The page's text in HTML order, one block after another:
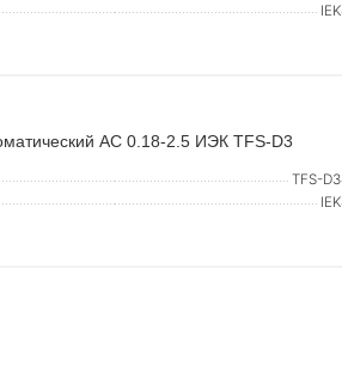
IEK
АС 0.18-2.5 ИЭК TFS-D3
TFS-D3
IEK